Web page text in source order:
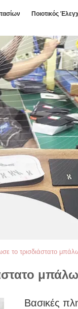
Ποιοτικός
το τρισδιάστατο
Βασικές